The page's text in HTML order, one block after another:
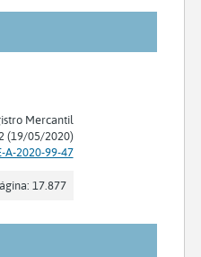
Mercantil
(19/05/2020)
A-2020-99-47
17.877